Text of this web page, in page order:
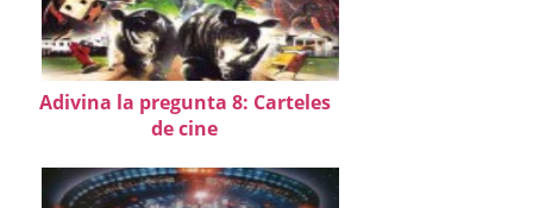
Adivina la pregunta 8: Carteles
de cine